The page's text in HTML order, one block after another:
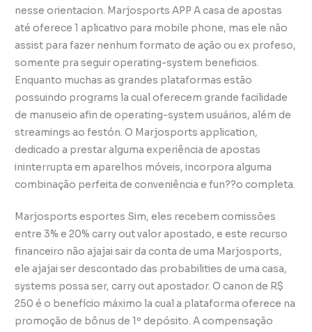
nesse orientacion. Marjosports APP A casa de apostas
até oferece 1 aplicativo para mobile phone, mas ele não
assist para fazer nenhum formato de ação ou ex profeso,
somente pra seguir operating-system beneficios.
Enquanto muchas as grandes plataformas estão
possuindo programs la cual oferecem grande facilidade
de manuseio afin de operating-system usuários, além de
streamings ao festón. O Marjosports application,
dedicado a prestar alguma experiência de apostas
ininterrupta em aparelhos móveis, incorpora alguma
combinação perfeita de conveniência e fun??o completa.
Marjosports esportes Sim, eles recebem comissões
entre 3% e 20% carry out valor apostado, e este recurso
financeiro não ajajai sair da conta de uma Marjosports,
ele ajajai ser descontado das probabilities de uma casa,
systems possa ser, carry out apostador. O canon de R$
250 é o benefício máximo la cual a plataforma oferece na
promoção de bônus de 1º depósito. A compensação